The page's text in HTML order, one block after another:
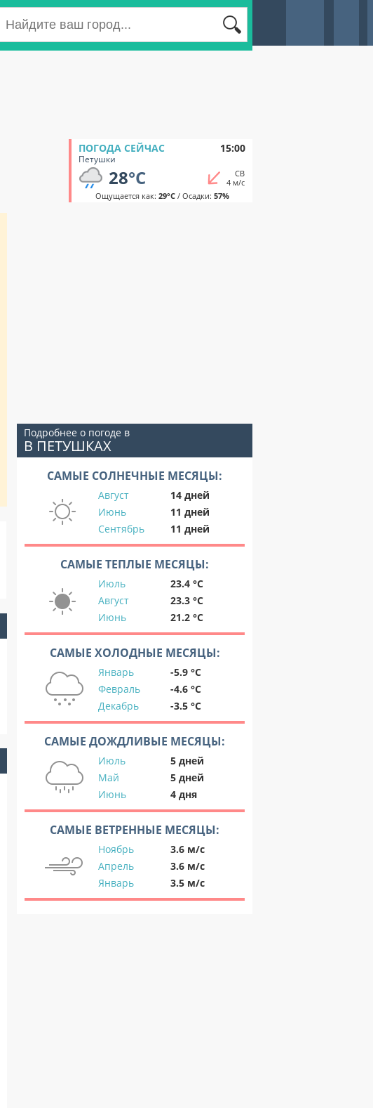
ПОГОДА СЕЙЧАС 15:00
Петушки
28°C
СВ
4 м/с
Ощущается как: 29°C/ Осадки: 57%
Подробнее о погоде в
В ПЕТУШКАХ
САМЫЕ СОЛНЕЧНЫЕ МЕСЯЦЫ:
Август
14 дней
Июнь
11 дней
Сентябрь
11 дней
САМЫЕ ТЕПЛЫЕ МЕСЯЦЫ:
Июль
23.4 °C
Август
23.3 °C
Июнь
21.2 °C
САМЫЕ ХОЛОДНЫЕ МЕСЯЦЫ:
Январь
-5.9 °C
Февраль
-4.6 °C
Декабрь
-3.5 °C
САМЫЕ ДОЖДЛИВЫЕ МЕСЯЦЫ:
Июль
5 дней
Май
5 дней
Июнь
4 дня
САМЫЕ ВЕТРЕННЫЕ МЕСЯЦЫ:
Ноябрь
3.6 м/с
Апрель
3.6 м/с
Январь
3.5 м/с